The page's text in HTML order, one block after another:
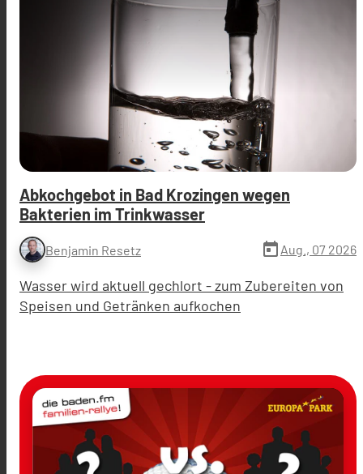
Abkochgebot in Bad Krozingen wegen
Bakterien im Trinkwasser
Benjamin Resetz today Aug., 07 2026
Wasser wird aktuell gechlort - zum Zubereiten von
Speisen und Getränken aufkochen